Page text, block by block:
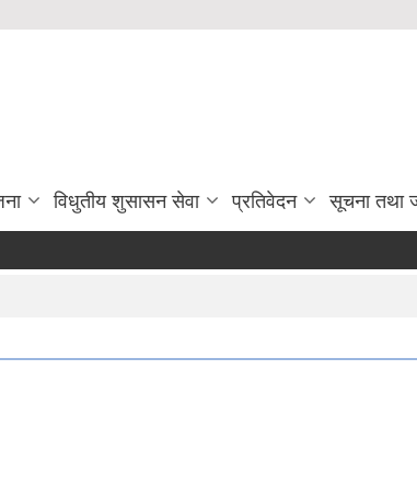
विधुतीय शुसासन सेवा प्रतिवेदन सूचना तथा